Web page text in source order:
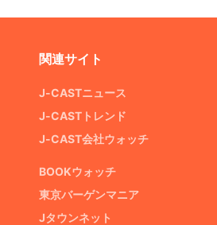
関連サイト
J-CASTニュース
J-CASTトレンド
J-CAST会社ウォッチ
BOOKウォッチ
東京バーゲンマニア
Jタウンネット